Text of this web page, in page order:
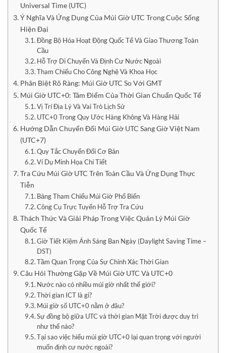
Universal Time (UTC)
Ý Nghĩa Và Ứng Dụng Của Múi Giờ UTC Trong Cuộc Sống
Hiện Đại
Đồng Bộ Hóa Hoạt Động Quốc Tế Và Giao Thương Toàn
Cầu
Hỗ Trợ Di Chuyển Và Định Cư Nước Ngoài
Tham Chiếu Cho Công Nghệ Và Khoa Học
Phân Biệt Rõ Ràng: Múi Giờ UTC So Với GMT
Múi Giờ UTC+0: Tâm Điểm Của Thời Gian Chuẩn Quốc Tế
Vị Trí Địa Lý Và Vai Trò Lịch Sử
UTC+0 Trong Quy Ước Hàng Không Và Hàng Hải
Hướng Dẫn Chuyển Đổi Múi Giờ UTC Sang Giờ Việt Nam
(UTC+7)
Quy Tắc Chuyển Đổi Cơ Bản
Ví Dụ Minh Họa Chi Tiết
Tra Cứu Múi Giờ UTC Trên Toàn Cầu Và Ứng Dụng Thực
Tiễn
Bảng Tham Chiếu Múi Giờ Phổ Biến
Công Cụ Trực Tuyến Hỗ Trợ Tra Cứu
Thách Thức Và Giải Pháp Trong Việc Quản Lý Múi Giờ
Quốc Tế
Giờ Tiết Kiệm Ánh Sáng Ban Ngày (Daylight Saving Time –
DST)
Tầm Quan Trọng Của Sự Chính Xác Thời Gian
Câu Hỏi Thường Gặp Về Múi Giờ UTC Và UTC+0
Nước nào có nhiều múi giờ nhất thế giới?
Thời gian ICT là gì?
Múi giờ số UTC+0 nằm ở đâu?
Sự đồng bộ giữa UTC và thời gian Mặt Trời được duy trì
như thế nào?
Tại sao việc hiểu múi giờ UTC+0 lại quan trọng với người
muốn định cư nước ngoài?